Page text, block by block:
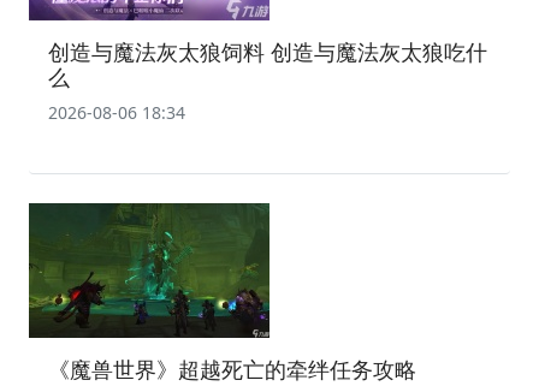
创造与魔法灰太狼饲料 创造与魔法灰太狼吃什
么
2026-08-06 18:34
‌《魔兽世界》超越死亡的牵绊任务攻略‌